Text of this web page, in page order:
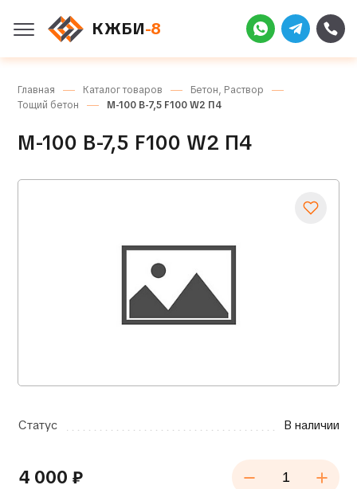
КЖБИ-8
Главная Каталог товаров
Бетон, Раствор
Тощий бетон
М-100 В-7,5 F100 W2 П4
М-100 В-7,5 F100 W2 П4
Статус В наличии
4 000 ₽